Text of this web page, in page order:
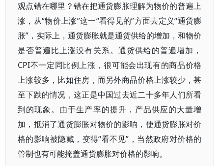
观点错在哪里？错在把通货膨胀理解为物价的普遍上
涨，从“物价上涨”这一“看得见的”方面去定义“通货膨
胀”，实际上，通货膨胀就是通货供给的增加，和物价
是否普遍比上涨没有关系。通货供给的普遍增加，
CPI不一定同比例上涨，很可能会出现有的商品价格
上涨较多，比如住房，而另外商品价格上涨较少，甚
至下跌的情况，这正是中国过去近二十多年人们所看
到的现象。由于生产率的提升，产品供应的大量增
加，抵消了通货膨胀对物价的影响，使通货膨胀对价
格的影响被隐藏，变得“看不见”，当然政府对价格的
管制也有可能掩盖通货膨胀对价格的影响。